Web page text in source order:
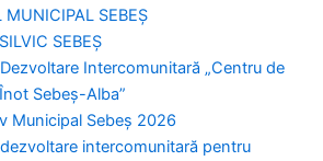
MUNICIPAL SEBEȘ
SEBEȘ
Intercomunitară „Centru de
Sebeș-Alba”
Municipal Sebeș 2026
intercomunitară pentru